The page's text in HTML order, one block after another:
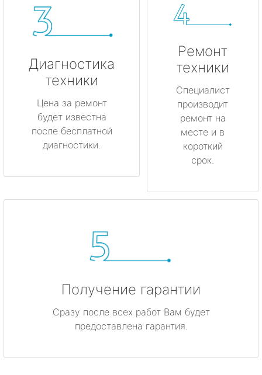
Диагностика
техники
Цена за ремонт
будет известна
после бесплатной
диагностики.
Ремонт
техники
Специалист
производит
ремонт на
месте и в
короткий
срок.
Получение гарантии
Сразу после всех работ Вам будет
предоставлена гарантия.